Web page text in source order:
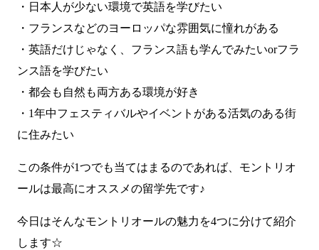
・日本人が少ない環境で英語を学びたい
・フランスなどのヨーロッパな雰囲気に憧れがある
・英語だけじゃなく、フランス語も学んでみたいorフラ
ンス語を学びたい
・都会も自然も両方ある環境が好き
・1年中フェスティバルやイベントがある活気のある街
に住みたい
この条件が1つでも当てはまるのであれば、モントリオ
ールは最高にオススメの留学先です♪
今日はそんなモントリオールの魅力を4つに分けて紹介
します☆